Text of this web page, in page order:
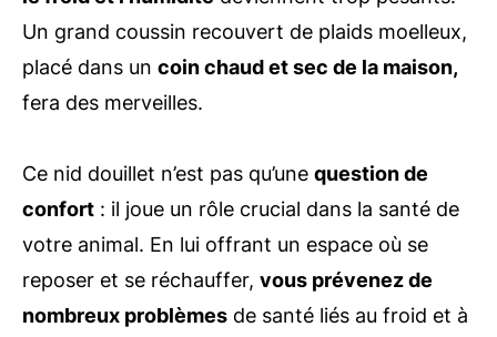
Un grand coussin recouvert de plaids moelleux,
placé dans un coin chaud et sec de la maison,
fera des merveilles.
Ce nid douillet n’est pas qu’une question de
confort : il joue un rôle crucial dans la santé de
votre animal. En lui offrant un espace où se
reposer et se réchauffer, vous prévenez de
nombreux problèmes de santé liés au froid et à